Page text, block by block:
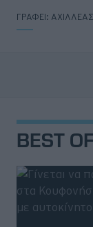
ΓΡΑΦΕΙ:
BEST